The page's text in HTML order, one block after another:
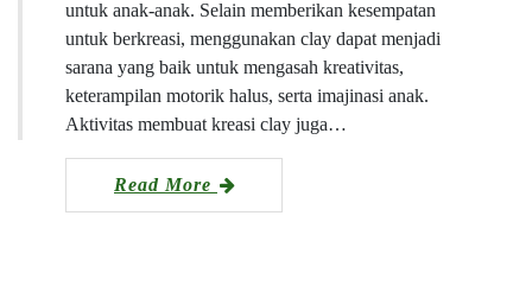
untuk anak-anak. Selain memberikan kesempatan
untuk berkreasi, menggunakan clay dapat menjadi
sarana yang baik untuk mengasah kreativitas,
keterampilan motorik halus, serta imajinasi anak.
Aktivitas membuat kreasi clay juga…
Read More